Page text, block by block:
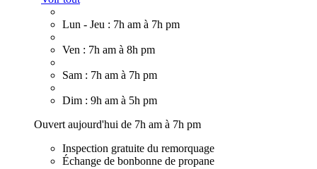
Lun - Jeu : 7h am à 7h pm
Ven : 7h am à 8h pm
Sam : 7h am à 7h pm
Dim : 9h am à 5h pm
Ouvert aujourd'hui de 7h am à 7h pm
Inspection gratuite du remorquage
Échange de bonbonne de propane